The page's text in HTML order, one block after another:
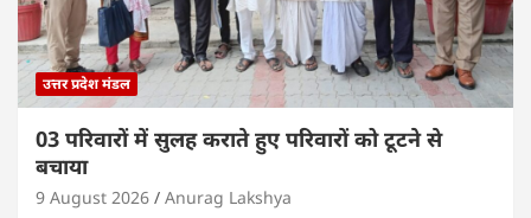
उत्तर प्रदेश मंडल
03 परिवारों में सुलह कराते हुए परिवारों को टूटने से
बचाया
9 August 2026 Anurag Lakshya